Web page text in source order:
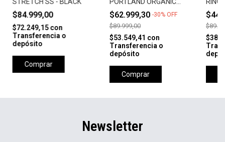
STRETCH SS - BLACK
$84.999,00
$72.249,15con
Transferencia o
depósito
Comprar
PORTLAND ORGANIC
FLANNELS-BONE
$62.999,30 -30% OFF
$89.999,00
$53.549,41 con
Transferencia o
depósito
Comprar
Newsletter